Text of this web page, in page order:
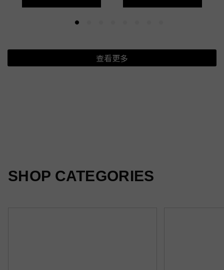
查看更多
SHOP CATEGORIES